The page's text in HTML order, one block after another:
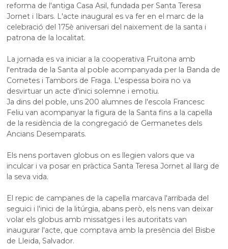
reforma de l'antiga Casa Asil, fundada per Santa Teresa
Jornet i Ibars. L'acte inaugural es va fer en el marc de la
celebració del 175è aniversari del naixement de la santa i
patrona de la localitat.
La jornada es va iniciar a la cooperativa Fruitona amb
l'entrada de la Santa al poble acompanyada per la Banda de
Cornetes i Tambors de Fraga. L'espessa boira no va
desvirtuar un acte d'inici solemne i emotiu.
Ja dins del poble, uns 200 alumnes de l'escola Francesc
Feliu van acompanyar la figura de la Santa fins a la capella
de la residència de la congregació de Germanetes dels
Ancians Desemparats.
Els nens portaven globus on es llegien valors que va
inculcar i va posar en pràctica Santa Teresa Jornet al llarg de
la seva vida.
El repic de campanes de la capella marcava l'arribada del
seguici i l'inici de la litúrgia, abans però, els nens van deixar
volar els globus amb missatges i les autoritats van
inaugurar l'acte, que comptava amb la presència del Bisbe
de Lleida, Salvador.